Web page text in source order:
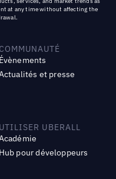
at any time without affecting the
COMMUNAUTÉ
Évènements
et presse
UTILISER UBERALL
Hub pour développeurs